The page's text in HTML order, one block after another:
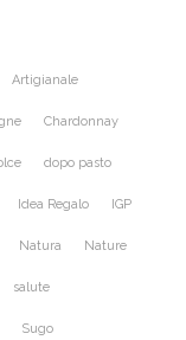
Artigianale
Chardonnay
dopo pasto
Idea Regalo IGP
Natura Nature
salute
Sugo